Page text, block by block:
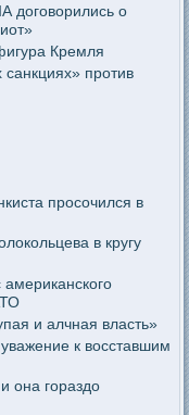
договорились о
Кремля
против
просочился в
в кругу
и алчная власть»
к восставшим
она гораздо